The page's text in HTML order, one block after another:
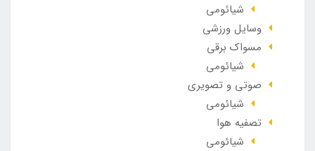
شیائومی
وسایل ورزشی
مسواک برقی
شیائومی
صوتی و تصویری
شیائومی
تصفیه هوا
شیائومی